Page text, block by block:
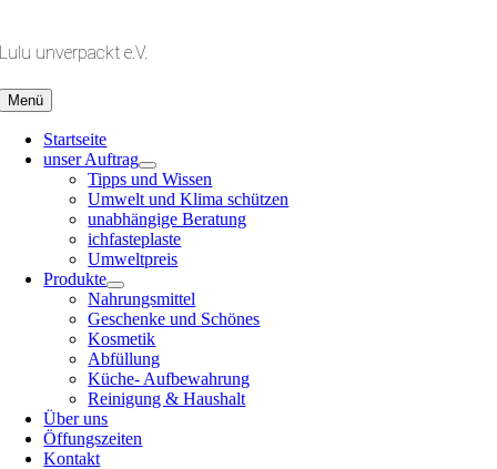
springen
Lulu unverpackt e.V.
Menü
Startseite
unser Auftrag
Tipps und Wissen
Umwelt und Klima schützen
unabhängige Beratung
ichfasteplaste
Umweltpreis
Produkte
Nahrungsmittel
Geschenke und Schönes
Kosmetik
Abfüllung
Küche- Aufbewahrung
Reinigung & Haushalt
Über uns
Öffungszeiten
Kontakt